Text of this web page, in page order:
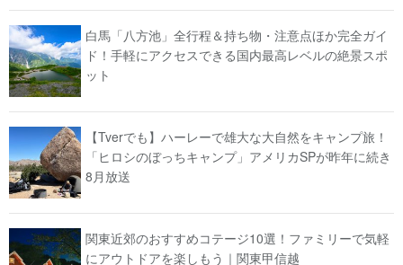
白馬「八方池」全行程＆持ち物・注意点ほか完全ガイ
ド！手軽にアクセスできる国内最高レベルの絶景スポ
ット
【Tverでも】ハーレーで雄大な大自然をキャンプ旅！
「ヒロシのぼっちキャンプ」アメリカSPが昨年に続き
8月放送
関東近郊のおすすめコテージ10選！ファミリーで気軽
にアウトドアを楽しもう｜関東甲信越